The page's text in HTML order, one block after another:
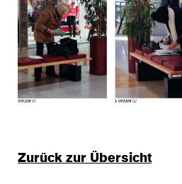
Zurück zur Übersicht